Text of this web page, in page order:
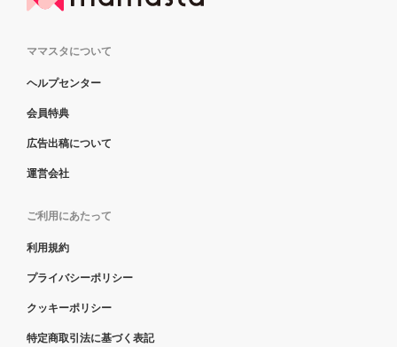
ママスタについて
ヘルプセンター
会員特典
広告出稿について
運営会社
ご利用にあたって
利用規約
プライバシーポリシー
クッキーポリシー
特定商取引法に基づく表記